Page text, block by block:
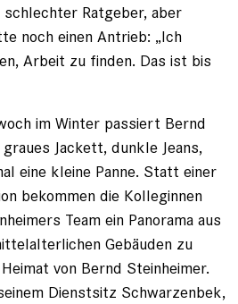
Ratgeber, aber
noch einen Antrieb: „Ich
Arbeit zu finden. Das ist bis
im Winter passiert Bernd
Jackett, dunkle Jeans,
eine kleine Panne. Statt einer
bekommen die Kolleginnen
Team ein Panorama aus
Gebäuden zu
von Bernd Steinheimer.
Dienstsitz Schwarzenbek,